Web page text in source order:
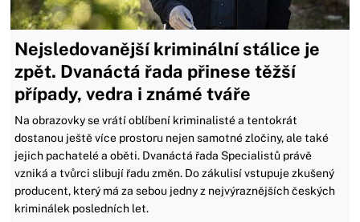
Nejsledovanější kriminální stálice je
zpět. Dvanáctá řada přinese těžší
případy, vedra i známé tváře
Na obrazovky se vrátí oblíbení kriminalisté a tentokrát
dostanou ještě více prostoru nejen samotné zločiny, ale také
jejich pachatelé a oběti. Dvanáctá řada Specialistů právě
vzniká a tvůrci slibují řadu změn. Do zákulisí vstupuje zkušený
producent, který má za sebou jedny z nejvýraznějších českých
kriminálek posledních let.